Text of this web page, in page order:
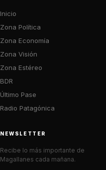
Inicio
Zona Política
Zona Economía
Zona Visión
Zona Estéreo
BDR
Último Pase
Radio Patagónica
NEWSLETTER
Recibe lo más importante de
Magallanes cada mañana.